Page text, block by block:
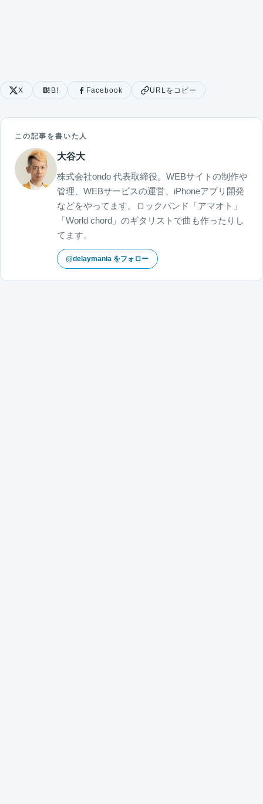
X B! Facebook URLをコピー
この記事を書いた人
大谷大
株式会社ondo 代表取締役。WEBサイトの制作や
管理、WEBサービスの運営、iPhoneアプリ開発
などをやってます。ロックバンド「アマオト」
「World chord」のギタリストで曲も作ったりし
てます。
@delaymania をフォロー